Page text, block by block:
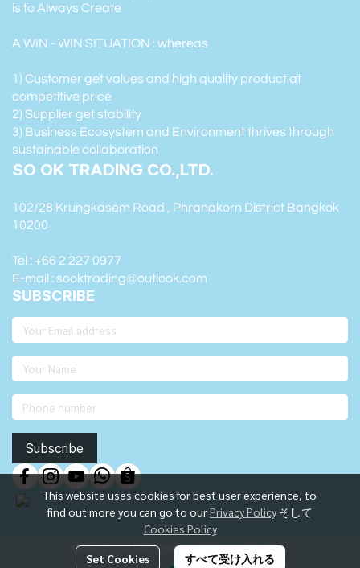
This website uses cookies for best user experience, to
find out more you can go to ourPrivacy Policy そして
Cookies Policy
Set Cookies すべて受け入れる
is to Always Create
A WIN - WIN SITUATION : whereas
1) Customer get values and high quality product at
competitive price
2) Supplier get stability
3) Business Ecosystem and Environment thrives through
sustainable collaboration
SO OK TRADING CO.,LTD.
102/28 Krungkasem Road , Phranakorn District Bangkok
10200
Tel : +66 2 227 0977
E-mail : sooktrading@outlook.com
SUBSCRIBE
Subscribe
Copyright | All Rights Reserved | Powered by MWE